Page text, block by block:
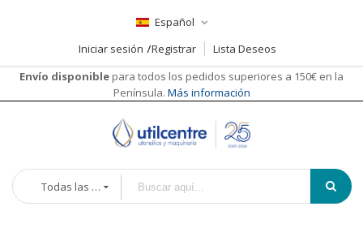
Español
Iniciar sesión
Registrar
Lista Deseos
Envío disponible para todos los pedidos superiores a 150€ en la
Península. Más información
Todas las categorías